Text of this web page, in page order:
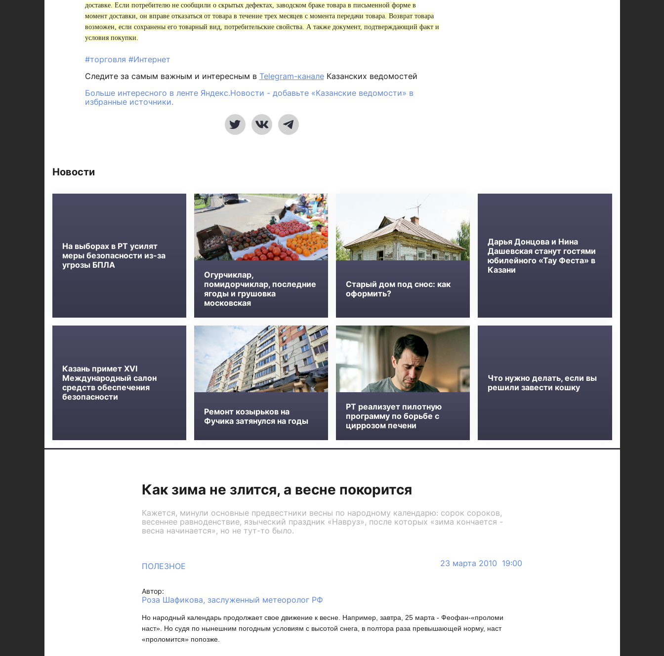
доставке. Если потребителю не сообщили о скрытых дефектах, заводском браке товара в письменной форме в
момент доставки, он вправе отказаться от товара в течение трех месяцев с момента передачи товара. Возврат товара
возможен, если сохранены его товарный вид, потребительские свойства. А также документ, подтверждающий факт и
условия покупки.
#торговля #Интернет
Следите за самым важным и интересным в Telegram-каналеКазанских ведомостей
Больше интересного в ленте Яндекс.Новости - добавьте «Казанские ведомости» в
избранные источники.
Новости
На выборах в РТ усилят
меры безопасности из-за
угрозы БПЛА
Огурчиклар,
помидорчиклар, последние
ягоды и грушовка
московская
Старый дом под снос: как
оформить?
Дарья Донцова и Нина
Дашевская станут гостями
юбилейного «Тау Феста» в
Казани
Казань примет XVI
Международный салон
средств обеспечения
безопасности
Ремонт козырьков на
Фучика затянулся на годы
РТ реализует пилотную
программу по борьбе с
циррозом печени
Что нужно делать, если вы
решили завести кошку
Как зима не злится, а весне покорится
Кажется, минули основные предвестники весны по народному календарю: сорок сороков,
весеннее равноденствие, языческий праздник «Навруз», после которых «зима кончается -
весна начинается», но не тут-то было.
ПОЛЕЗНОЕ 23 марта 2010 19:00
Автор:
Роза Шафикова, заслуженный метеоролог РФ
Но народный календарь продолжает свое движение к весне. Например, завтра, 25 марта - Феофан-«проломи
наст». Но судя по нынешним погодным условиям с высотой снега, в полтора раза превышающей норму, наст
«проломится» попозже.